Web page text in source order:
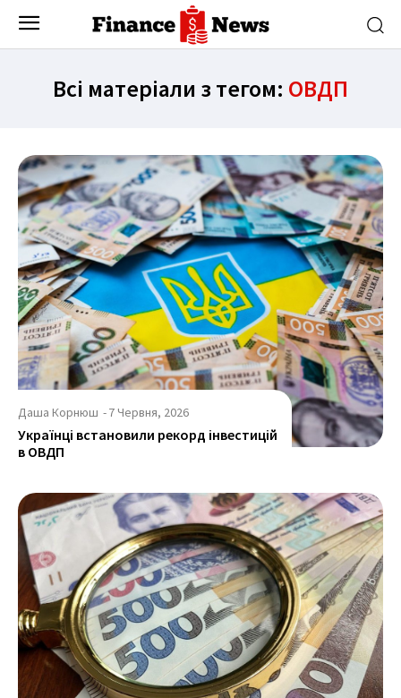
Всі матеріали з тегом: ОВДП
Даша Корнюш -7 Червня, 2026
Українці встановили рекорд інвестицій
в ОВДП